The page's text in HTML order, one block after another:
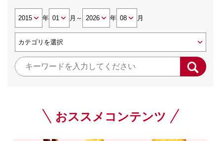
年 月 ～ 年 月
おススメコンテンツ